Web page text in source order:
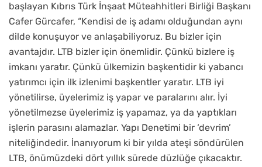
başlayan Kıbrıs Türk İnşaat Müteahhitleri Birliği Başkanı
Cafer Gürcafer, “Kendisi de iş adamı olduğundan aynı
dilde konuşuyor ve anlaşabiliyoruz. Bu bizler için
avantajdır. LTB bizler için önemlidir. Çünkü bizlere iş
imkanı yaratır. Çünkü ülkemizin başkentidir ki yabancı
yatırımcı için ilk izlenimi başkentler yaratır. LTB iyi
yönetilirse, üyelerimiz iş yapar ve paralarını alır. İyi
yönetilmezse üyelerimiz iş yapamaz, ya da yaptıkları
işlerin parasını alamazlar. Yapı Denetimi bir ‘devrim’
niteliğindedir. İnanıyorum ki bir yılda ateşi söndürülen
LTB, önümüzdeki dört yıllık sürede düzlüğe çıkacaktır.